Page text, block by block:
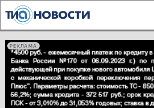
РЕКЛАМА